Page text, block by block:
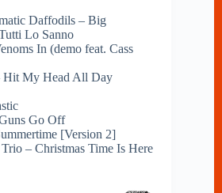
Daffodils – Big
Lo Sanno
In (demo feat. Cass
Hit My Head All Day
Go Off
[Version 2]
– Christmas Time Is Here